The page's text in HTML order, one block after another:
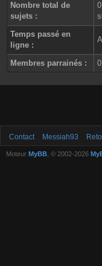
Nombre total de
sujets :
Temps passé en
ligne :
Membres parrainés : 0
Contact Messiah93
Moteur MyBB , © 2002-2026